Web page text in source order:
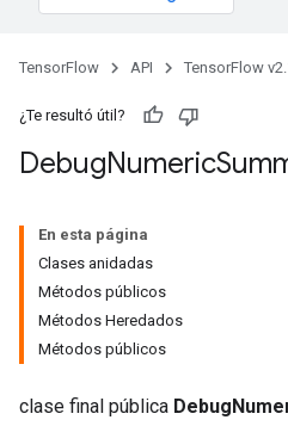
TensorFlow API TensorFlow
¿Te resultó útil?
DebugNumeric
En esta página
Clases anidadas
Métodos públicos
Métodos Heredados
Métodos públicos
clase final pública